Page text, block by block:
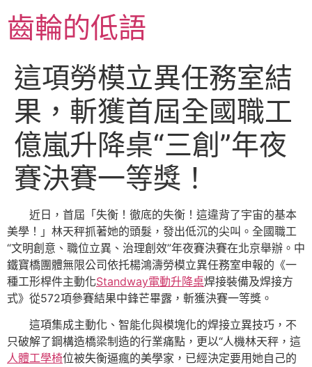
至
主齒輪的低語
這項勞模立異任務室結
果，斬獲首屆全國職工
億嵐升降桌“三創”年夜
賽決賽一等獎！
近日，首屆「失衡！徹底的失衡！這違背了宇宙的基本
美學！」林天秤抓著她的頭髮，發出低沉的尖叫。全國職工
“文明創意、職位立異、治理創效”年夜賽決賽在北京舉辦。中
鐵寶橋團體無限公司依托楊鴻濤勞模立異任務室申報的《一
種工形桿件主動化Standway電動升降桌焊接裝備及焊接方
式》從572項參賽結果中鋒芒畢露，斬獲決賽一等獎。
這項集成主動化、智能化與模塊化的焊接立異技巧，不
只破解了鋼構造橋梁制造的行業痛點，更以“人機林天秤，這
人體工學椅位被失衡逼瘋的美學家，已經決定要用她自己的